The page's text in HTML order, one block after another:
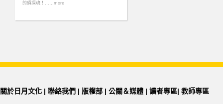
的偵探魂！……more
關於日月文化 | 聯絡我們 | 版權部 | 公關＆媒體 | 讀者專區| 教師專區